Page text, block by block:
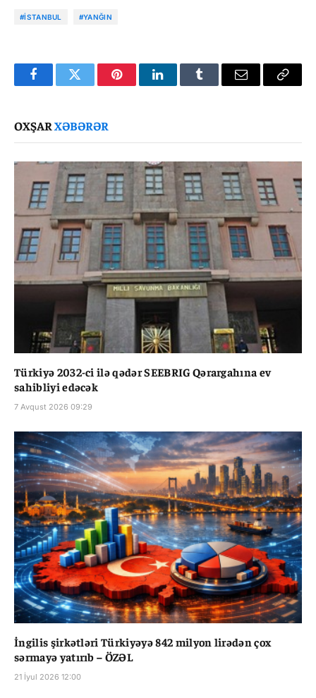
#İSTANBUL #YANĞIN
FacebookTwitter PinterestLinkedInTumblr Email
Copy
OXŞARXƏBƏRƏR
Türkiyə 2032-ci ilə qədər SEEBRIG Qərargahına ev
sahibliyi edəcək
7 Avqust 2026 09:29
İngilis şirkətləri Türkiyəyə 842 milyon lirədən çox
sərmayə yatırıb – ÖZƏL
21 İyul 2026 12:00